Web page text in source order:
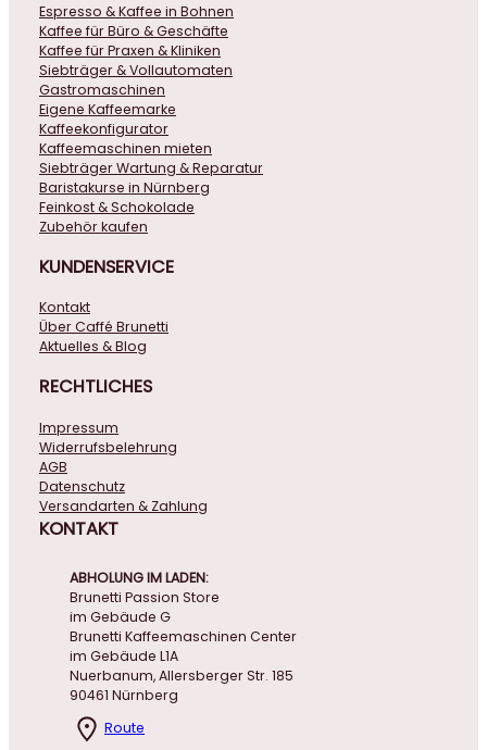
Espresso & Kaffee in Bohnen
Kaffee für Büro & Geschäfte
Kaffee für Praxen & Kliniken
Siebträger & Vollautomaten
Gastromaschinen
Eigene Kaffeemarke
Kaffeekonfigurator
Kaffeemaschinen mieten
Siebträger Wartung & Reparatur
Baristakurse in Nürnberg
Feinkost & Schokolade
Zubehör kaufen
KUNDENSERVICE
Kontakt
Über Caffé Brunetti
Aktuelles & Blog
RECHTLICHES
Impressum
Widerrufsbelehrung
AGB
Datenschutz
Versandarten & Zahlung
KONTAKT
ABHOLUNG IM LADEN:
Brunetti Passion Store
im Gebäude G
Brunetti Kaffeemaschinen Center
im Gebäude L1A
Nuerbanum, Allersberger Str. 185
90461 Nürnberg
Route